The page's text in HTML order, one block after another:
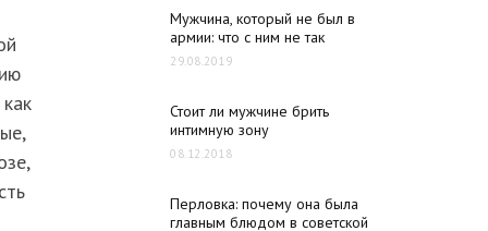
Мужчина, который не был в
армии: что с ним не так
29.08.2019
Стоит ли мужчине брить
интимную зону
08.12.2018
Перловка: почему она была
главным блюдом в советской